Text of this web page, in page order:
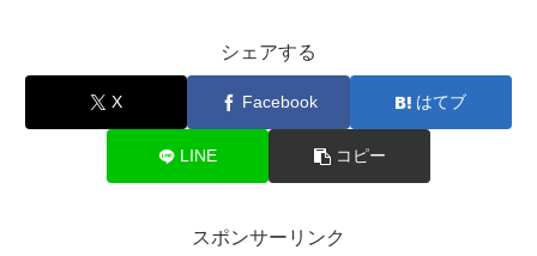
シェアする
X Facebook はてブ
LINE コピー
スポンサーリンク